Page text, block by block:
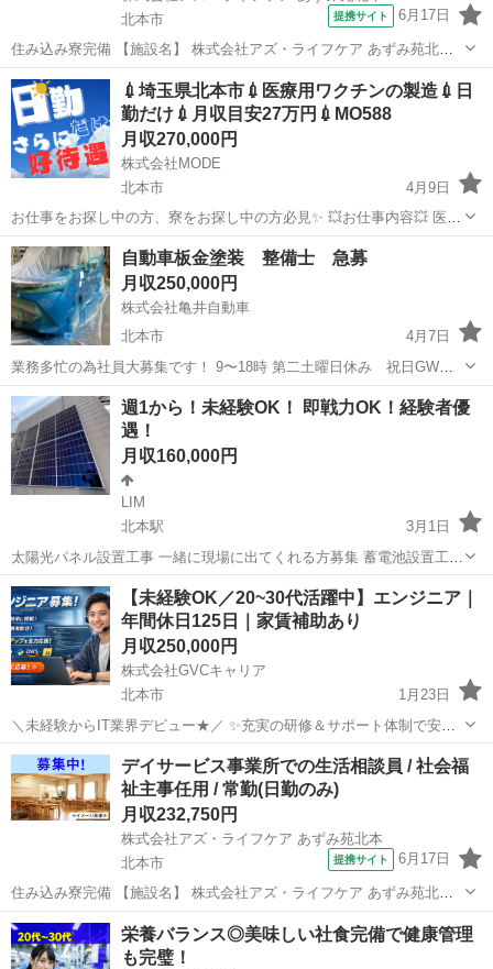
北本市
提携サイト 6月17日
住み込み寮完備 【施設名】 株式会社アズ・ライフケア あずみ苑北本
【勤務地】 埼玉県 北本市 【アクセス】 北本駅から徒歩21分 北本駅/
桶川駅/鴻巣駅 【雇用形態】常勤(日勤のみ) 【募集職種】生活相談員
【...
埼玉 北本市 介護士
💉埼玉県北本市💉医療用ワクチンの製造💉日
勤だけ💉月収目安27万円💉MO588
月収270,000円
株式会社MODE
北本市
4月9日
お仕事をお探し中の方、寮をお探し中の方必見✨ 💥お仕事内容💥 医療
用ワクチンを製造しているところでのお仕事です。 [1]原料卵入荷 [2]
機械器具の洗浄 [3]機械操作の補助 丁寧に教えてもらえま...
埼玉 北本市 その他 未経験
自動車板金塗装 整備士 急募
月収250,000円
株式会社亀井自動車
北本市
4月7日
業務多忙の為社員大募集です！ 9〜18時 第二土曜日休み 祝日GW
夏 年末年始休み 給料については面接時にお話ししましょう！ 技術に
不安な方も相談して下さい！ 連絡お待ちしてます❗️ 日曜日面接出来ま
す！ 新工場に向けて動き...
埼玉 北本市 その他 板金塗装
週1から！未経験OK！ 即戦力OK！経験者優
遇！
月収160,000円
LIM
北本駅
3月1日
太陽光パネル設置工事 一緒に現場に出てくれる方募集 蓄電池設置工事
も同時募集 ・個人事業主、パート、 ・未経験OK（経験者優遇） ・日
給12000円〜20000円（応相談） ・業務委託 請負可 ・現場：埼玉・関
東近郊 ・直...
埼玉 北本市 北本駅 未経験
【未経験OK／20~30代活躍中】エンジニア｜
年間休日125日｜家賃補助あり
月収250,000円
株式会社GVCキャリア
北本市
1月23日
＼未経験からIT業界デビュー★／ ✨充実の研修＆サポート体制で安心
スタート！ ✨土日祝休み＆年間休日120日以上 ┗プライベートも大切
にできる環境◎ ✧ 働きやすいポイント多数 ✧ ・残業ほぼなし！オ
ン...
埼玉 北本市 IT 未経験
デイサービス事業所での生活相談員 / 社会福
祉主事任用 / 常勤(日勤のみ)
月収232,750円
株式会社アズ・ライフケア あずみ苑北本
北本市
提携サイト 6月17日
住み込み寮完備 【施設名】 株式会社アズ・ライフケア あずみ苑北本
【勤務地】 埼玉県 北本市 【アクセス】 北本駅から徒歩21分 北本駅/
桶川駅/鴻巣駅 【雇用形態】常勤(日勤のみ) 【募集職種】生活相談員
【...
埼玉 北本市 介護士
栄養バランス◎美味しい社食完備で健康管理
も完璧！